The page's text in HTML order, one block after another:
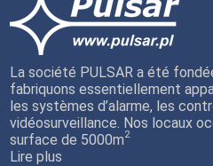
La société PULSAR a été
fabriquons essentiellement
les systèmes d’alarme, les
vidéosurveillance. Nos locaux
surface de 5000m2
Lire plus